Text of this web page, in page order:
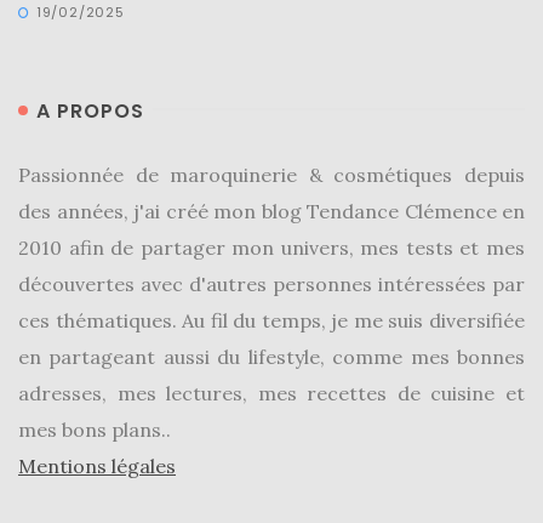
19/02/2025
A PROPOS
Passionnée de maroquinerie & cosmétiques depuis
des années, j'ai créé mon blog Tendance Clémence en
2010 afin de partager mon univers, mes tests et mes
découvertes avec d'autres personnes intéressées par
ces thématiques. Au fil du temps, je me suis diversifiée
en partageant aussi du lifestyle, comme mes bonnes
adresses, mes lectures, mes recettes de cuisine et
mes bons plans..
Mentions légales